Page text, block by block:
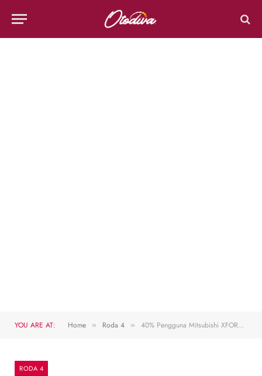
YOU ARE AT: Home » Roda 4 » 40% Pengguna Mitsubishi XFORCE Perempuan, Ini Alasannya
RODA 4